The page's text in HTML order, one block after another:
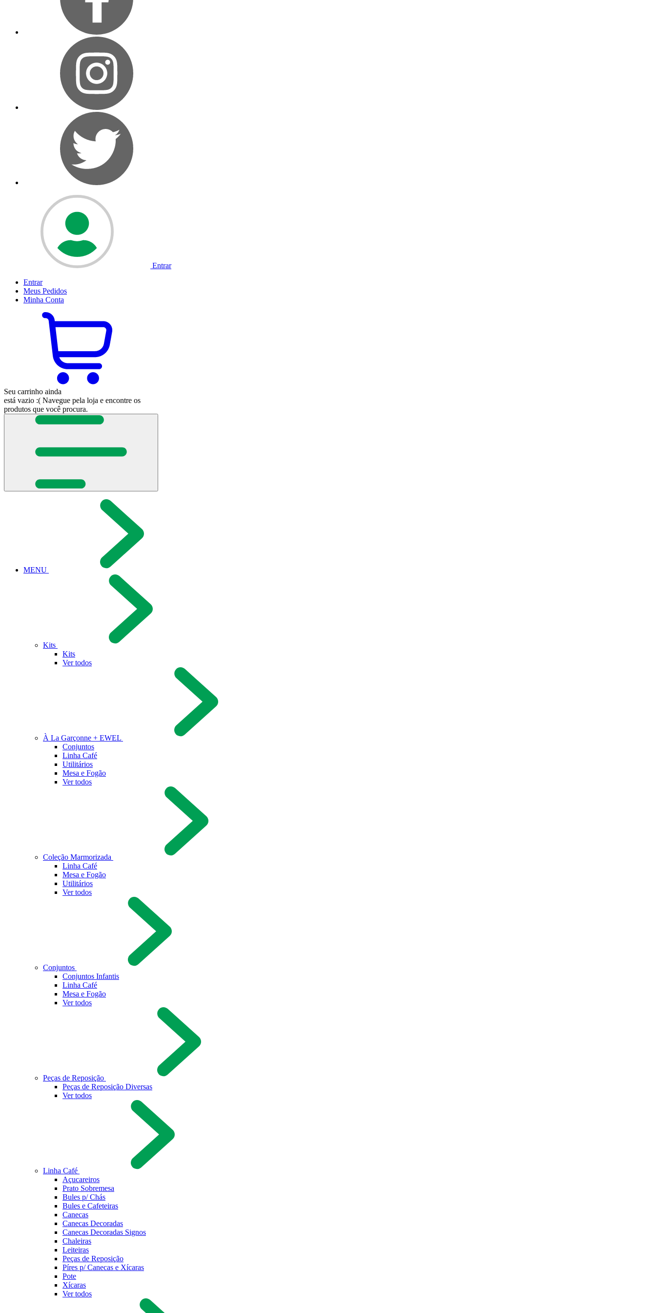
Entrar
Entrar
Meus Pedidos
Minha Conta
Seu carrinho ainda
está vazio :( Navegue pela loja e encontre os
produtos que você procura.
MENU
Kits
Kits
Ver todos
À La Garçonne + EWEL
Conjuntos
Linha Café
Utilitários
Mesa e Fogão
Ver todos
Coleção Marmorizada
Linha Café
Mesa e Fogão
Utilitários
Ver todos
Conjuntos
Conjuntos Infantis
Linha Café
Mesa e Fogão
Ver todos
Peças de Reposição
Peças de Reposição Diversas
Ver todos
Linha Café
Açucareiros
Prato Sobremesa
Bules p/ Chás
Bules e Cafeteiras
Canecas
Canecas Decoradas
Canecas Decoradas Signos
Chaleiras
Leiteiras
Peças de Reposição
Píres p/ Canecas e Xícaras
Pote
Xícaras
Ver todos